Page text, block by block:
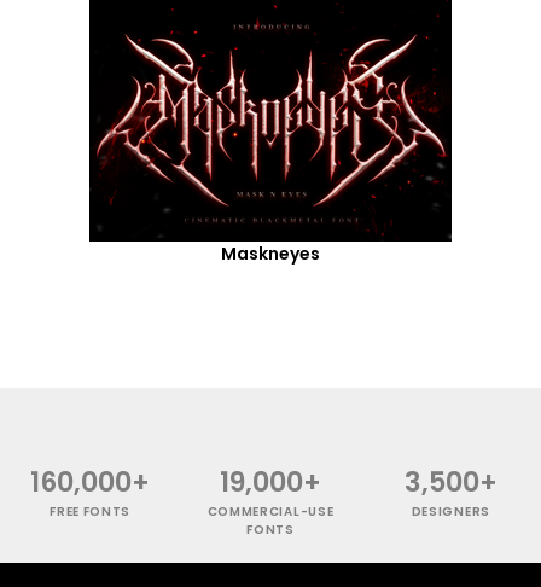
Maskneyes
160,000+
FREE FONTS
19,000+
COMMERCIAL-USE
FONTS
3,500+
DESIGNERS